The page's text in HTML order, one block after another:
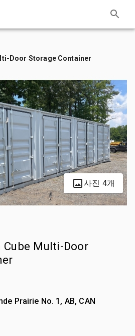
Door Storage Container
사진 4개
Multi-Door
Prairie No. 1, AB, CAN